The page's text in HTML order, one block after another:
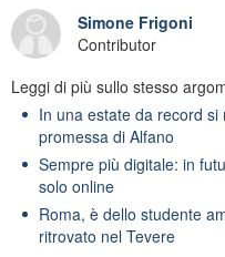
Simone Frigoni
Contributor
Leggi di più sullo stesso
In una estate da record si
promessa di Alfano
Sempre più digitale: in
solo online
Roma, è dello studente
ritrovato nel Tevere